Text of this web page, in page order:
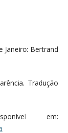
Janeiro: Bertrand
Tradução
em: